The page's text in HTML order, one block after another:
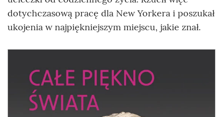
dotychczasową pracę dla New Yorkera i poszukał
ukojenia w najpiękniejszym miejscu, jakie znał.